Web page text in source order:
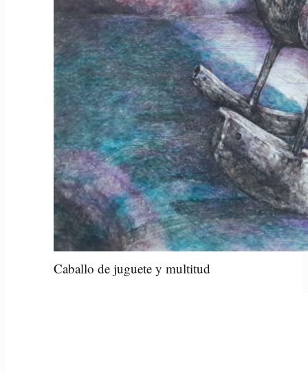
Caballo de juguete y multitud